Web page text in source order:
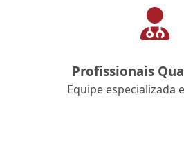
Profissionais
Equipe especializada